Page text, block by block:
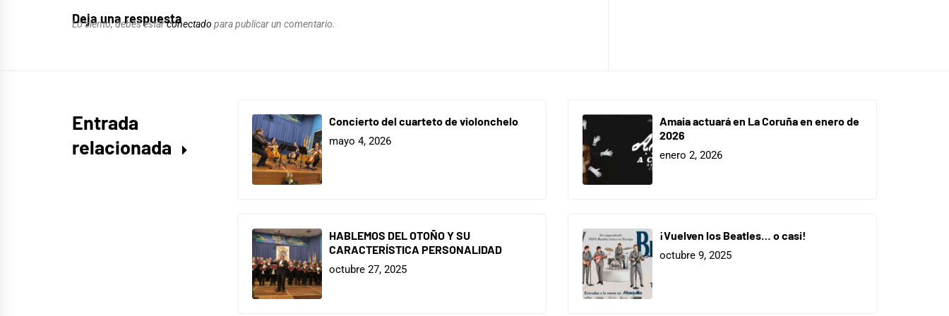
Deja una respuesta
Lo siento, debes estarconectado para publicar un comentario.
Entrada
relacionada
Concierto del cuarteto de violonchelo
mayo 4, 2026
Amaia actuará en La Coruña en enero de
2026
enero 2, 2026
HABLEMOS DEL OTOÑO Y SU
CARACTERÍSTICA PERSONALIDAD
octubre 27, 2025
¡Vuelven los Beatles… o casi!
octubre 9, 2025